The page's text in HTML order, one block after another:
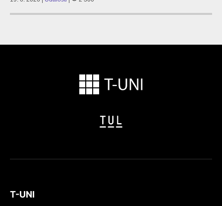
T-UNI